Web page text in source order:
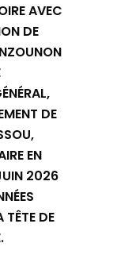
AVEC
DE
DE
EN
2026
TÊTE DE